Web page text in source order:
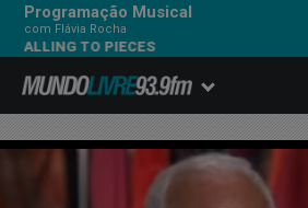
Programação Musical
com Flávia Rocha
TO PIECES